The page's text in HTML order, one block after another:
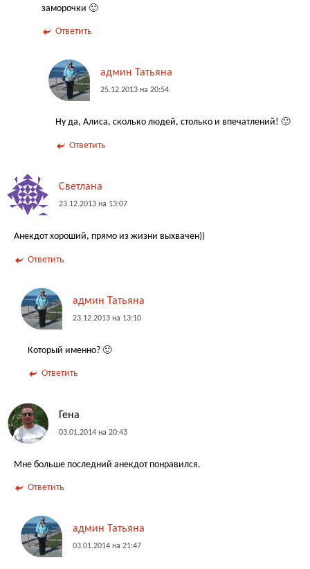
заморочки 🙂
Ответить
админ Татьяна
25.12.2013 на 20:54
Ну да, Алиса, сколько людей, столько и впечатлений! 🙂
Ответить
Светлана
23.12.2013 на 13:07
Анекдот хороший, прямо из жизни выхвачен))
Ответить
админ Татьяна
23.12.2013 на 13:10
Который именно? 🙂
Ответить
Гена
03.01.2014 на 20:43
Мне больше последний анекдот понравился.
Ответить
админ Татьяна
03.01.2014 на 21:47